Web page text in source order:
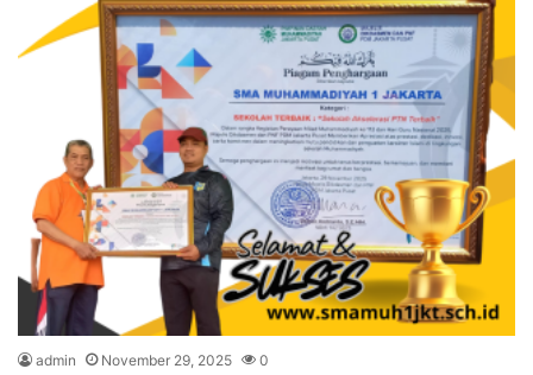
admin November 29, 2025 0